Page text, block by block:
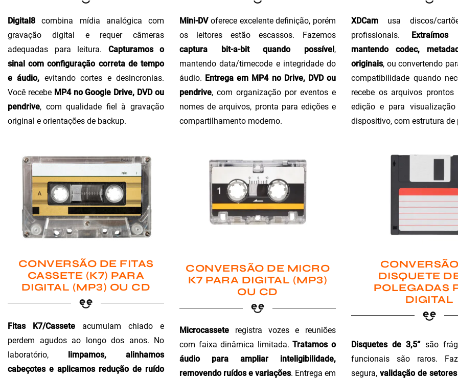
Digital8 combina mídia analógica com
gravação digital e requer câmeras
adequadas para leitura. Capturamos o
sinal com configuração correta de tempo
e áudio, evitando cortes e desincronias.
Você recebe MP4 no Google Drive, DVD ou
pendrive, com qualidade fiel à gravação
original e orientações de backup.
Mini-DVoferece excelente definição, porém
os leitores estão escassos. Fazemos
captura bit-a-bit quando possível,
mantendo data/timecode e integridade do
áudio. Entrega em MP4 no Drive, DVD ou
pendrive, com organização por eventos e
nomes de arquivos, pronta para edições e
compartilhamento moderno.
XDCam usa discos/
profissionais.
mantendo codec,
originais, ou convertendo
compatibilidade quando
recebe os arquivos
edição e para
dispositivo, com estrutura
CONVERSÃO DE FITAS
CASSETE (K7) PARA
DIGITAL (MP3) OU CD
Fitas K7/Cassete acumulam chiado e
perdem agudos ao longo dos anos. No
laboratório, limpamos, alinhamos
cabeçotes e aplicamos redução de ruído
CONVERSÃO DE MICRO
K7 PARA DIGITAL (MP3)
OU CD
Microcassete registra vozes e reuniões
com faixa dinâmica limitada.Tratamos o
áudio para ampliar inteligibilidade,
removendo ruídos e variações. Entrega em
DISQUETE
POLEGADAS
DIGITAL
Disquetes de 3,5”são
funcionais são raros.
segura, validação de